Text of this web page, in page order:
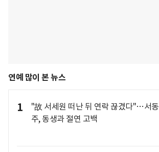
연예 많이 본 뉴스
1
"故 서세원 떠난 뒤 연락 끊겼다"…서동
주, 동생과 절연 고백